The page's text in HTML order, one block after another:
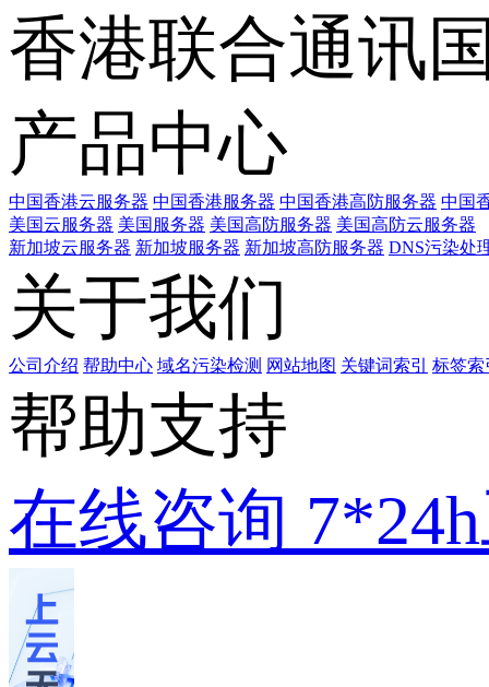
香港联合通讯
产品中心
中国香港云服务器 中国香港服务器 中国香港高防服务器 中国
美国云服务器 美国服务器 美国高防服务器 美国高防云服务器
新加坡云服务器 新加坡服务器 新加坡高防服务器 DNS污染处
关于我们
公司介绍 帮助中心 域名污染检测 网站地图 关键词索引 标签索
帮助支持
在线咨询